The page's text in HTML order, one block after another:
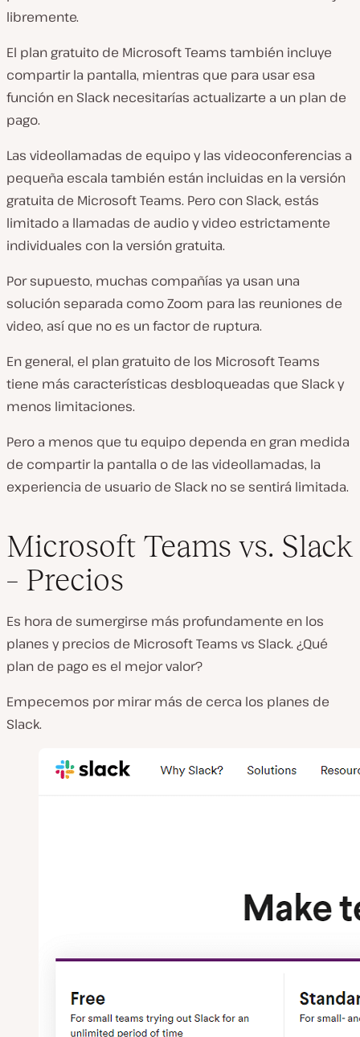
libremente.
El plan gratuito de Microsoft Teams también incluye
compartir la pantalla, mientras que para usar esa
función en Slack necesitarías actualizarte a un plan de
pago.
Las videollamadas de equipo y las videoconferencias a
pequeña escala también están incluidas en la versión
gratuita de Microsoft Teams. Pero con Slack, estás
limitado a llamadas de audio y video estrictamente
individuales con la versión gratuita.
Por supuesto, muchas compañías ya usan una
solución separada como Zoom para las reuniones de
video, así que no es un factor de ruptura.
En general, el plan gratuito de los Microsoft Teams
tiene más características desbloqueadas que Slack y
menos limitaciones.
Pero a menos que tu equipo dependa en gran medida
de compartir la pantalla o de las videollamadas, la
experiencia de usuario de Slack no se sentirá limitada.
Microsoft Teams vs. Slack
– Precios
Es hora de sumergirse más profundamente en los
planes y precios de Microsoft Teams vs Slack. ¿Qué
plan de pago es el mejor valor?
Empecemos por mirar más de cerca los planes de
Slack.